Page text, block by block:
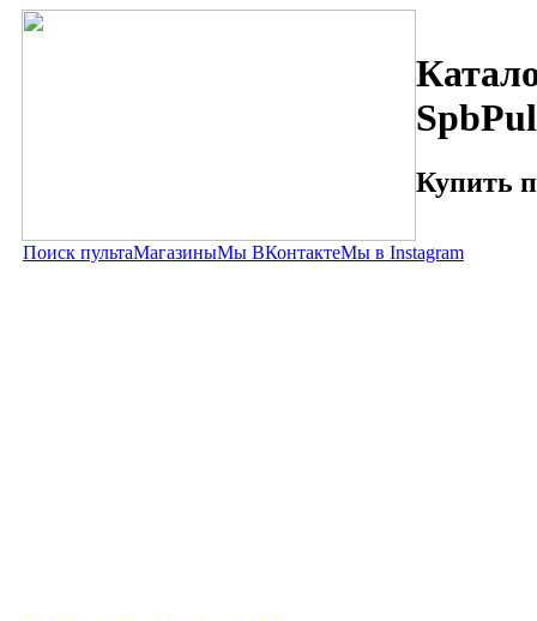
Купить
Поиск пультаМагазиныМы ВКонтактеМы в Instagram